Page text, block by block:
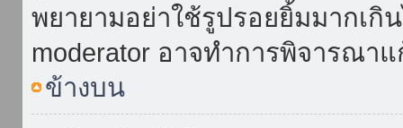
พยายามอย่าใช้รูปรอยยิ้มมากเกิ
moderator อาจทำการพิจารณา
ข้างบน